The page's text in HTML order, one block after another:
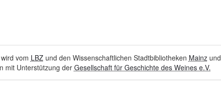
vom LBZund den Wissenschaftlichen Stadtbibliotheken Mainzund
mit Unterstützung der Gesellschaft für Geschichte des Weines e.V.